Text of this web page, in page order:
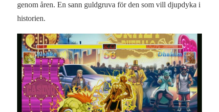
genom åren. En sann guldgruva för den som vill djupdyka i
historien.